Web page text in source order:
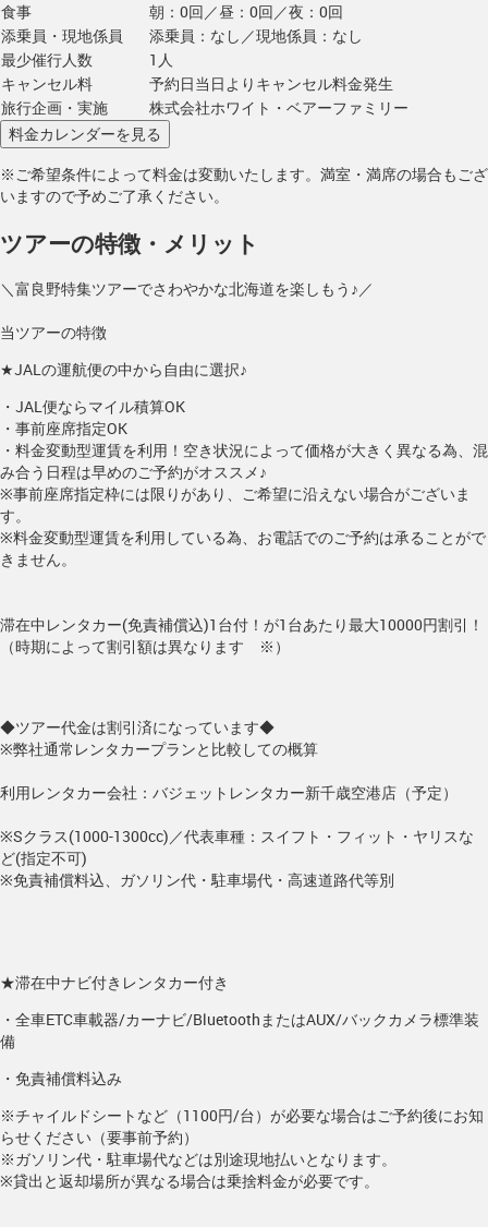
食事
朝：0回／昼：0回／夜：0回
添乗員・現地係員
添乗員：なし／現地係員：なし
最少催行人数
1人
キャンセル料
予約日当日よりキャンセル料金発生
旅行企画・実施
株式会社ホワイト・ベアーファミリー
※ご希望条件によって料金は変動いたします。満室・満席の場合もござ
いますので予めご了承ください。
ツアーの特徴・メリット
＼富良野特集ツアーでさわやかな北海道を楽しもう♪／
当ツアーの特徴
★JALの運航便の中から自由に選択♪
・JAL便ならマイル積算OK
・事前座席指定OK
・料金変動型運賃を利用！空き状況によって価格が大きく異なる為、混
み合う日程は早めのご予約がオススメ♪
※事前座席指定枠には限りがあり、ご希望に沿えない場合がございま
す。
※料金変動型運賃を利用している為、お電話でのご予約は承ることがで
きません。
滞在中レンタカー(免責補償込)1台付！が1台あたり最大10000円割引！
（時期によって割引額は異なります ※）
◆ツアー代金は割引済になっています◆
※弊社通常レンタカープランと比較しての概算
利用レンタカー会社：バジェットレンタカー新千歳空港店（予定）
※Sクラス(1000-1300cc)／代表車種：スイフト・フィット・ヤリスな
ど(指定不可)
※免責補償料込、ガソリン代・駐車場代・高速道路代等別
★滞在中ナビ付きレンタカー付き
・全車ETC車載器/カーナビ/BluetoothまたはAUX/バックカメラ標準装
備
・免責補償料込み
※チャイルドシートなど（1100円/台）が必要な場合はご予約後にお知
らせください（要事前予約）
※ガソリン代・駐車場代などは別途現地払いとなります。
※貸出と返却場所が異なる場合は乗捨料金が必要です。